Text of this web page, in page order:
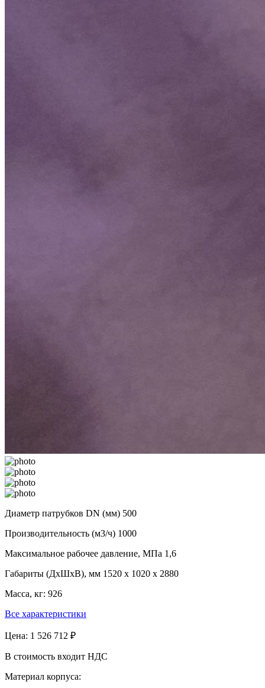
Диаметр патрубков DN (мм) 500
Производительность (м3/ч) 1000
Максимальное рабочее давление, МПа 1,6
Габариты (ДхШхВ), мм 1520 x 1020 x 2880
Масса, кг: 926
Все характеристики
Цена: 1 526 712 ₽
В стоимость входит НДС
Материал корпуса: